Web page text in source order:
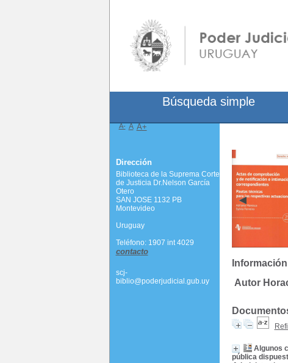
Autor
Algunos
pública
Búsqueda simple
A- A A+
Dirección
Biblioteca de la Suprema Corte
de Justicia Dr.Nelson García
Otero
SAN JOSE 1132 PB
Montevideo
Uruguay
Teléfono: 1907 int 4029
contacto
scj-
biblio@poderjudicial.gub.uy